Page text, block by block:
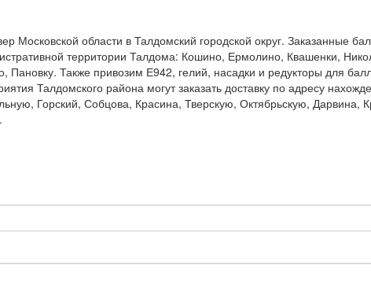
Московской области в Талдомский городской округ. Заказанные
территории Талдома: Кошино, Ермолино, Квашенки,
Также привозим Е942, гелий, насадки и редукторы для
Талдомского района могут заказать доставку по адресу
Горский, Собцова, Красина, Тверскую, Октябрьскую, Дарвина,